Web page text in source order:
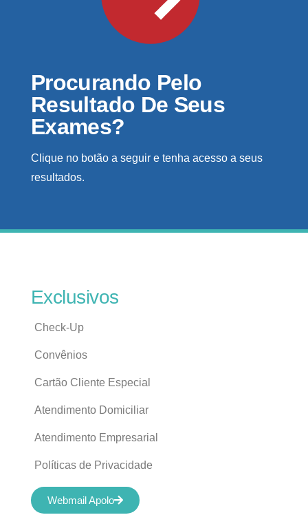
Procurando Pelo
Resultado De Seus
Exames?
Clique no botão a seguir e tenha acesso a seus
resultados.
Exclusivos
Check-Up
Convênios
Cartão Cliente Especial
Atendimento Domiciliar
Atendimento Empresarial
Políticas de Privacidade
Webmail Apolo